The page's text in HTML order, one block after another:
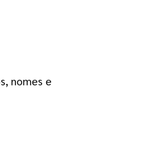
nomes e